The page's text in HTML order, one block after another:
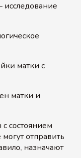
исследование
матки с
матки и
состоянием
отправить
назначают